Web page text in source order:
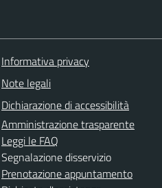
Informativa privacy
Note legali
Dichiarazione di accessibilità
Amministrazione trasparente
Leggi le FAQ
Segnalazione disservizio
Prenotazione appuntamento